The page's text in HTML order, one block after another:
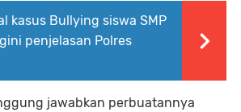
kasus Bullying siswa SMP
penjelasan Polres
jawabkan perbuatannya